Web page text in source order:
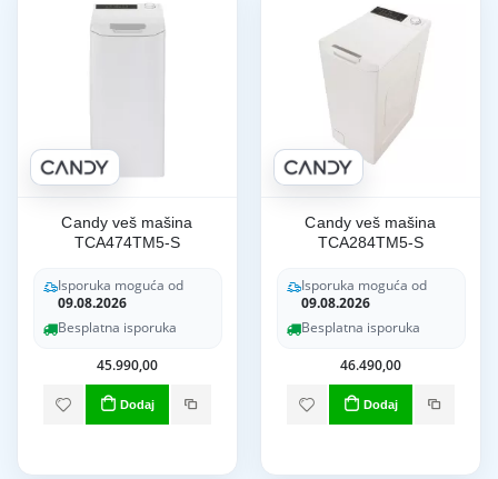
Candy veš mašina
TCA474TM5-S
Isporuka moguća od
09.08.2026
Besplatna isporuka
45.990,00
Dodaj
Candy veš mašina
TCA284TM5-S
Isporuka moguća od
09.08.2026
Besplatna isporuka
46.490,00
Dodaj